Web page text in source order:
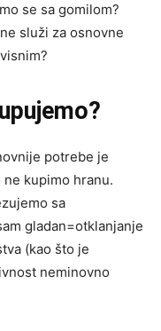
se sa gomilom?
služi za osnovne
potrebe je
kupimo hranu.
sa
gladan=otklanjanje
(kao što je
neminovno